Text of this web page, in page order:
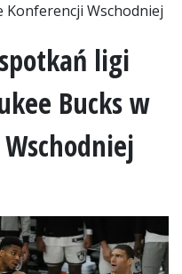
Konferencji Wschodniej
ligi
Bucks w